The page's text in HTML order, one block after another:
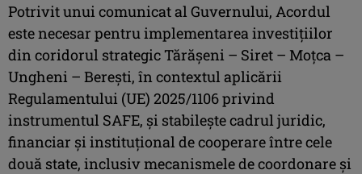
Potrivit unui comunicat al Guvernului, Acordul
este necesar pentru implementarea investiţiilor
din coridorul strategic Tărăşeni – Siret – Moţca –
Ungheni – Bereşti, în contextul aplicării
Regulamentului (UE) 2025/1106 privind
instrumentul SAFE, şi stabileşte cadrul juridic,
financiar şi instituţional de cooperare între cele
două state, inclusiv mecanismele de coordonare şi